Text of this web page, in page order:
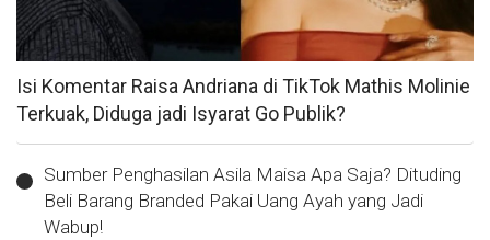
Isi Komentar Raisa Andriana di TikTok Mathis Molinie
Terkuak, Diduga jadi Isyarat Go Publik?
Sumber Penghasilan Asila Maisa Apa Saja? Dituding
Beli Barang Branded Pakai Uang Ayah yang Jadi
Wabup!